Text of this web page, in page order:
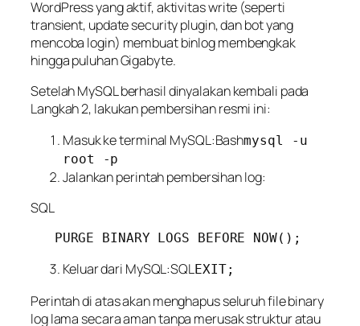
WordPress yang aktif, aktivitaswrite (seperti
transient, update security plugin, dan bot yang
mencoba login) membuat binlog membengkak
hingga puluhan Gigabyte.
Setelah MySQL berhasil dinyalakan kembali pada
Langkah 2, lakukan pembersihan resmi ini:
Masuk ke terminal MySQL:Bashmysql -u
root -p
Jalankan perintah pembersihan log:
SQL
Keluar dari MySQL:SQLEXIT;
Perintah di atas akan menghapus seluruh file binary
log lama secara aman tanpa merusak struktur atau